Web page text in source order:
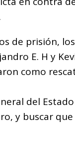
de prisión,
E. H y
como
del
y buscar